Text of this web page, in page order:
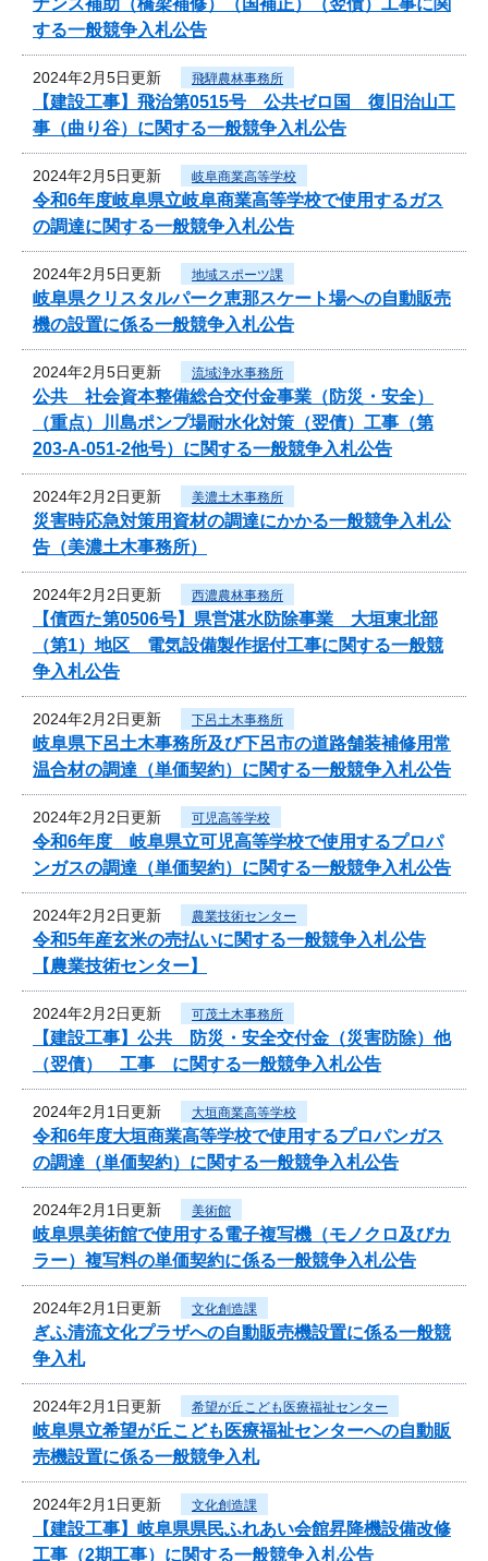
する一般競争入札公告
2024年2月5日更新 飛騨農林事務所
【建設工事】飛治第0515号 公共ゼロ国 復旧治山工
事（曲り谷）に関する一般競争入札公告
2024年2月5日更新 岐阜商業高等学校
令和6年度岐阜県立岐阜商業高等学校で使用するガス
の調達に関する一般競争入札公告
2024年2月5日更新 地域スポーツ課
岐阜県クリスタルパーク恵那スケート場への自動販売
機の設置に係る一般競争入札公告
2024年2月5日更新 流域浄水事務所
公共 社会資本整備総合交付金事業（防災・安全）
（重点）川島ポンプ場耐水化対策（翌債）工事（第
203-A-051-2他号）に関する一般競争入札公告
2024年2月2日更新 美濃土木事務所
災害時応急対策用資材の調達にかかる一般競争入札公
告（美濃土木事務所）
2024年2月2日更新 西濃農林事務所
【債西た第0506号】県営湛水防除事業 大垣東北部
（第1）地区 電気設備製作据付工事に関する一般競
争入札公告
2024年2月2日更新 下呂土木事務所
岐阜県下呂土木事務所及び下呂市の道路舗装補修用常
温合材の調達（単価契約）に関する一般競争入札公告
2024年2月2日更新 可児高等学校
令和6年度 岐阜県立可児高等学校で使用するプロパ
ンガスの調達（単価契約）に関する一般競争入札公告
2024年2月2日更新 農業技術センター
令和5年産玄米の売払いに関する一般競争入札公告
【農業技術センター】
2024年2月2日更新 可茂土木事務所
【建設工事】公共 防災・安全交付金（災害防除）他
（翌債） 工事 に関する一般競争入札公告
2024年2月1日更新 大垣商業高等学校
令和6年度大垣商業高等学校で使用するプロパンガス
の調達（単価契約）に関する一般競争入札公告
2024年2月1日更新 美術館
岐阜県美術館で使用する電子複写機（モノクロ及びカ
ラー）複写料の単価契約に係る一般競争入札公告
2024年2月1日更新 文化創造課
ぎふ清流文化プラザへの自動販売機設置に係る一般競
争入札
2024年2月1日更新 希望が丘こども医療福祉センター
岐阜県立希望が丘こども医療福祉センターへの自動販
売機設置に係る一般競争入札
2024年2月1日更新 文化創造課
【建設工事】岐阜県県民ふれあい会館昇降機設備改修
工事（2期工事）に関する一般競争入札公告